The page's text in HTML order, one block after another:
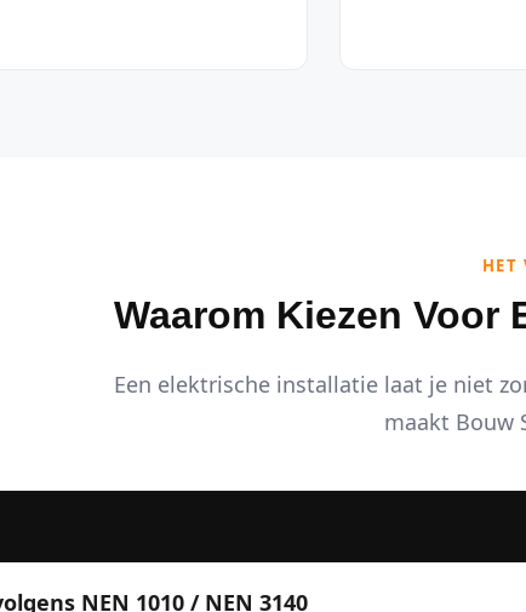
HET
Waarom Kiezen Voor
Een elektrische installatie laat je niet
maakt Bouw
NEN 1010 / NEN 3140